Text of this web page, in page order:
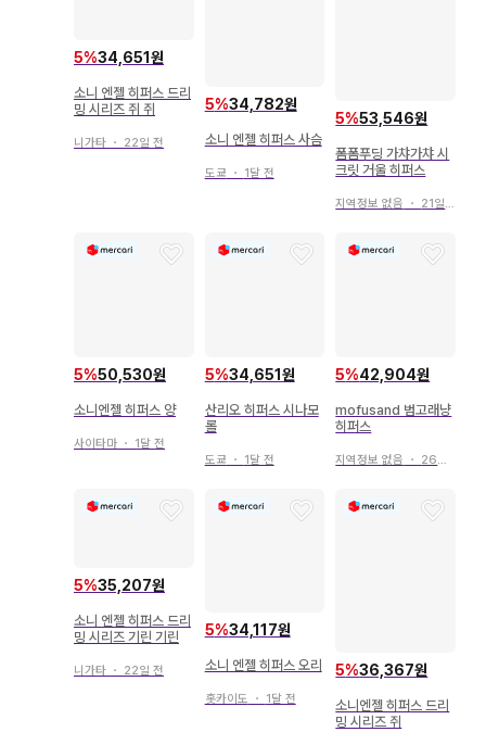
5%34,651원
소니 엔젤 히퍼스 드리
밍 시리즈 쥐 쥐
니가타 ・ 22일 전
5%34,782원
소니 엔젤 히퍼스 사슴
도쿄 ・ 1달 전
5%53,546원
폼폼푸딩 가챠가챠 시
크릿 거울 히퍼스
지역정보 없음 ・ 21일 전
5%50,530원
소니엔젤 히퍼스 양
사이타마 ・ 1달 전
5%34,651원
산리오 히퍼스 시나모
롤
도쿄 ・ 1달 전
5%42,904원
mofusand 범고래냥
히퍼스
지역정보 없음 ・ 26일 전
5%35,207원
소니 엔젤 히퍼스 드리
밍 시리즈 기린 기린
니가타 ・ 22일 전
5%34,117원
소니 엔젤 히퍼스 오리
홋카이도 ・ 1달 전
5%36,367원
소니엔젤 히퍼스 드리
밍 시리즈 쥐